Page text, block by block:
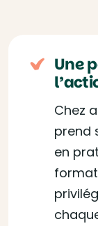
Une
Chez
prend
en